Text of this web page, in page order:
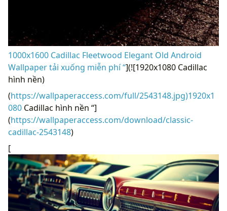
1000x1600 Cadillac Fleetwood Elegant Old Android
Wallpaper tải xuống miễn phí “](![1920x1080 Cadillac
hình nền)
(https://wallpaperaccess.com/full/2543148.jpg)1920x1
080 Cadillac hình nền “]
(https://wallpaperaccess.com/download/classic-
cadillac-2543148)
[